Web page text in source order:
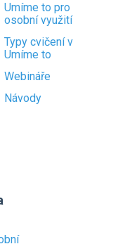
Umíme to pro
osobní využití
Typy cvičení v
Umíme to
Webináře
Návody